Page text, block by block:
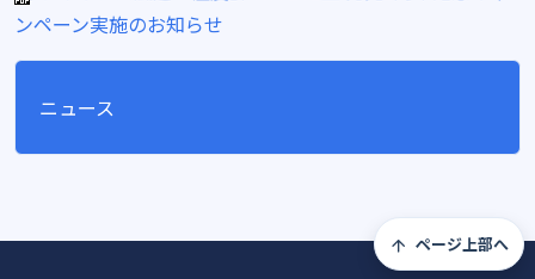
ンペーン実施のお知らせ
ニュース
ページ上部へ